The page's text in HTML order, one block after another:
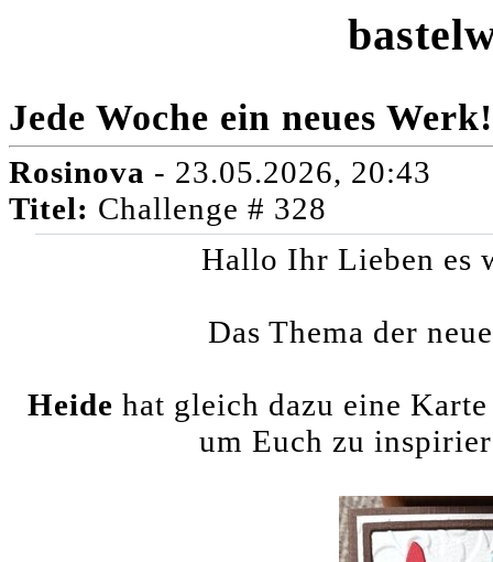
Jede Woche ein neues
Rosinova - 23.05.2026, 20:43
Titel: Challenge # 328
Hallo Ihr Lieben es
Das Thema der
Heide hat gleich dazu eine
um Euch zu